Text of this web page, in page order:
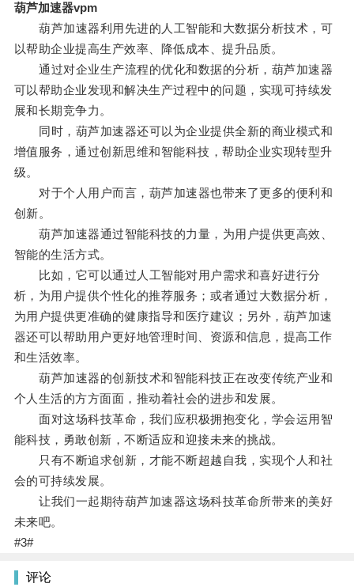
葫芦加速器vpm
葫芦加速器利用先进的人工智能和大数据分析技术，可
以帮助企业提高生产效率、降低成本、提升品质。
通过对企业生产流程的优化和数据的分析，葫芦加速器
可以帮助企业发现和解决生产过程中的问题，实现可持续发
展和长期竞争力。
同时，葫芦加速器还可以为企业提供全新的商业模式和
增值服务，通过创新思维和智能科技，帮助企业实现转型升
级。
对于个人用户而言，葫芦加速器也带来了更多的便利和
创新。
葫芦加速器通过智能科技的力量，为用户提供更高效、
智能的生活方式。
比如，它可以通过人工智能对用户需求和喜好进行分
析，为用户提供个性化的推荐服务；或者通过大数据分析，
为用户提供更准确的健康指导和医疗建议；另外，葫芦加速
器还可以帮助用户更好地管理时间、资源和信息，提高工作
和生活效率。
葫芦加速器的创新技术和智能科技正在改变传统产业和
个人生活的方方面面，推动着社会的进步和发展。
面对这场科技革命，我们应积极拥抱变化，学会运用智
能科技，勇敢创新，不断适应和迎接未来的挑战。
只有不断追求创新，才能不断超越自我，实现个人和社
会的可持续发展。
让我们一起期待葫芦加速器这场科技革命所带来的美好
未来吧。
#3#
评论